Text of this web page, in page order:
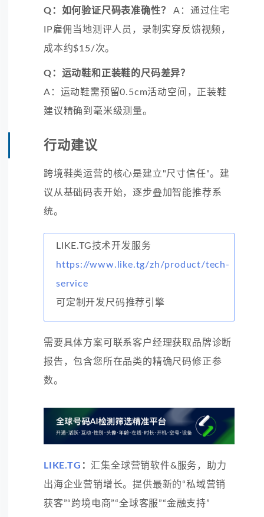
Q：如何验证尺码表准确性？
A：通过住宅
IP雇佣当地测评人员，录制实穿反馈视频，
成本约$15/次。
Q：运动鞋和正装鞋的尺码差异？
A：运动鞋需预留0.5cm活动空间，正装鞋
建议精确到毫米级测量。
行动建议
跨境鞋类运营的核心是建立"尺寸信任"。建
议从基础码表开始，逐步叠加智能推荐系
统。
LIKE.TG技术开发服务
https://www.like.tg/zh/product/tech-
service
可定制开发尺码推荐引擎
需要具体方案可联系客户经理获取品牌诊断
报告，包含您所在品类的精确尺码修正参
数。
LIKE.TG ： 汇集全球营销软件&服务，助力
出海企业营销增长。提供最新的“私域营销
获客”“跨境电商”“全球客服”“金融支持”